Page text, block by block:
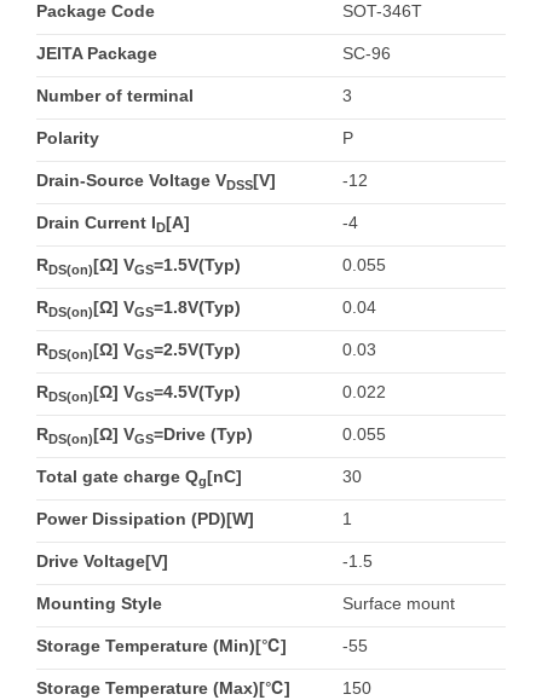
Package Code SOT-346T
JEITA Package SC-96
Number of terminal 3
Polarity P
Drain-Source Voltage VDSS[V] -12
Drain Current ID[A] -4
RDS(on)[Ω] VGS=1.5V(Typ) 0.055
RDS(on)[Ω] VGS=1.8V(Typ) 0.04
RDS(on)[Ω] VGS=2.5V(Typ) 0.03
RDS(on)[Ω] VGS=4.5V(Typ) 0.022
RDS(on)[Ω] VGS=Drive (Typ) 0.055
Total gate charge Qg[nC] 30
Power Dissipation (PD)[W] 1
Drive Voltage[V] -1.5
Mounting Style Surface mount
Storage Temperature (Min)[℃] -55
Storage Temperature (Max)[℃] 150